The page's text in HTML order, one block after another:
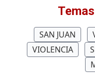
SAN JUAN
VIOLENCIA